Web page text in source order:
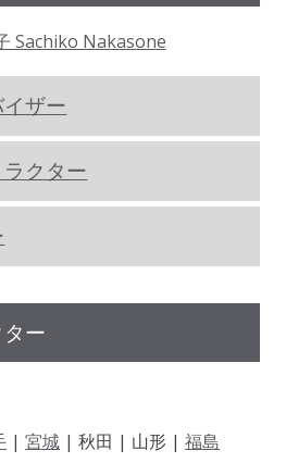
Sachiko Nakasone
ザー
クター
ー
| 宮城 | 秋田 | 山形 | 福島